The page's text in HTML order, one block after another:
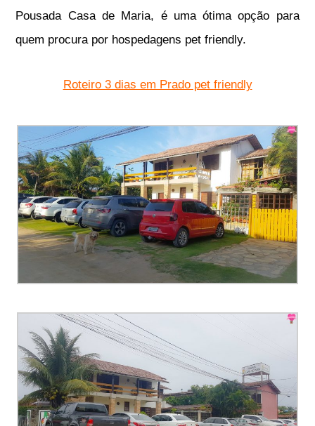
Pousada Casa de Maria, é uma ótima opção para
quem procura por hospedagens pet friendly.
Roteiro 3 dias em Prado pet friendly